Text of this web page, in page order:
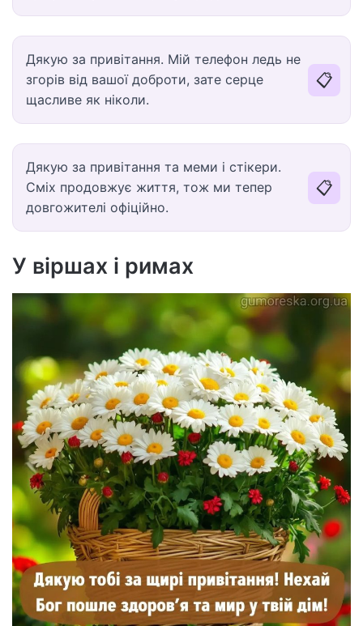
Дякую за привітання. Мій телефон ледь не
згорів від вашої доброти, зате серце
щасливе як ніколи.
📋
Дякую за привітання та меми і стікери.
Сміх продовжує життя, тож ми тепер
довгожителі офіційно.
📋
У віршах і римах